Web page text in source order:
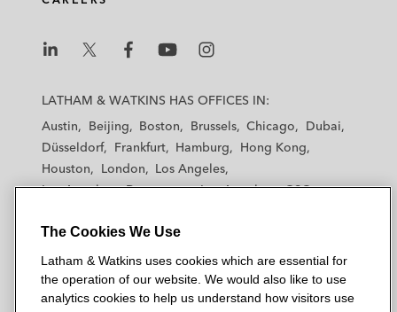
a
k
a
h
t
k
i
a
h
t
k
i
a
t
k
i
a
m
t
k
LATHAM & WATKINS HAS OFFICES IN:
Austin
Beijing Boston Brussels Chicago
Dubai
Düsseldorf
Frankfurt Hamburg
Hong Kong
Houston
London
Los Angeles
Los Angeles — Downtown
Los Angeles — GSO
New York
Orange County
San Diego
San Francisco Seoul
Silicon Valley
Singapore
Tel Aviv Tokyo Washington, D.C.
The Cookies We Use
Latham & Watkins uses cookies which are essential for
the operation of our website. We would also like to use
analytics cookies to help us understand how visitors use